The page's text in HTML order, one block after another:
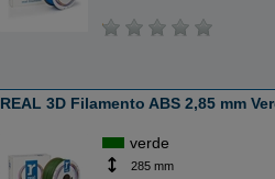
REAL 3D Filamento ABS 2,85 mm
verde
285 mm